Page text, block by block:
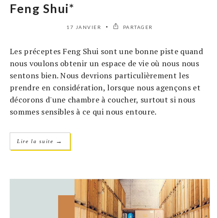
Feng Shui*
17 JANVIER PARTAGER
Les préceptes Feng Shui sont une bonne piste quand
nous voulons obtenir un espace de vie où nous nous
sentons bien. Nous devrions particulièrement les
prendre en considération, lorsque nous agençons et
décorons d'une chambre à coucher, surtout si nous
sommes sensibles à ce qui nous entoure.
Lire la suite →